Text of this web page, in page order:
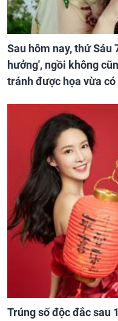
Sau hôm nay, thứ Sáu
hưởng', ngồi không
tránh được họa vừa
Trúng số độc đắc sau